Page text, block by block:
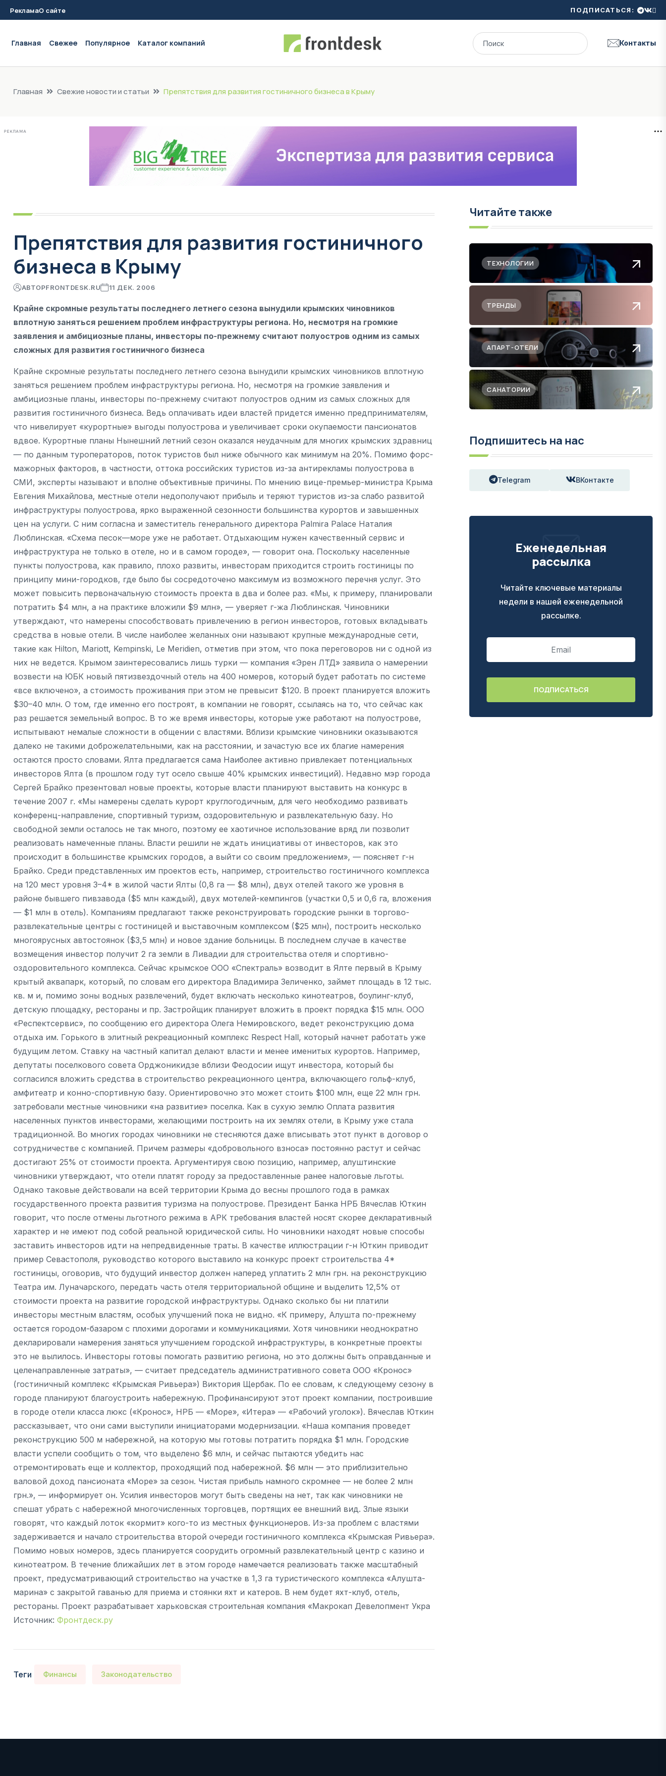
РекламаО сайте ПОДПИСАТЬСЯ:
Главная Свежее Популярное Каталог компаний Контакты
Главная Свежие новости и статьи Препятствия для развития гостиничного бизнеса в Крыму
РЕКЛАМА
Препятствия для развития гостиничного
бизнеса в Крыму
АВТОРFRONTDESK.RU 11 ДЕК. 2006
Крайне скромные результаты последнего летнего сезона вынудили крымских чиновников
вплотную заняться решением проблем инфраструктуры региона. Но, несмотря на громкие
заявления и амбициозные планы, инвесторы по-прежнему считают полуостров одним из самых
сложных для развития гостиничного бизнеса
Крайне скромные результаты последнего летнего сезона вынудили крымских чиновников вплотную
заняться решением проблем инфраструктуры региона. Но, несмотря на громкие заявления и
амбициозные планы, инвесторы по-прежнему считают полуостров одним из самых сложных для
развития гостиничного бизнеса. Ведь оплачивать идеи властей придется именно предпринимателям,
что нивелирует «курортные» выгоды полуострова и увеличивает сроки окупаемости пансионатов
вдвое. Курортные планы Нынешний летний сезон оказался неудачным для многих крымских здравниц
— по данным туроператоров, поток туристов был ниже обычного как минимум на 20%. Помимо форс-
мажорных факторов, в частности, оттока российских туристов из-за антирекламы полуострова в
СМИ, эксперты называют и вполне объективные причины. По мнению вице-премьер-министра Крыма
Евгения Михайлова, местные отели недополучают прибыль и теряют туристов из-за слабо развитой
инфраструктуры полуострова, ярко выраженной сезонности большинства курортов и завышенных
цен на услуги. С ним согласна и заместитель генерального директора Palmira Palace Наталия
Люблинская. «Схема песок—море уже не работает. Отдыхающим нужен качественный сервис и
инфраструктура не только в отеле, но и в самом городе», — говорит она. Поскольку населенные
пункты полуострова, как правило, плохо развиты, инвесторам приходится строить гостиницы по
принципу мини-городков, где было бы сосредоточено максимум из возможного перечня услуг. Это
может повысить первоначальную стоимость проекта в два и более раз. «Мы, к примеру, планировали
потратить $4 млн, а на практике вложили $9 млн», — уверяет г-жа Люблинская. Чиновники
утверждают, что намерены способствовать привлечению в регион инвесторов, готовых вкладывать
средства в новые отели. В числе наиболее желанных они называют крупные международные сети,
такие как Hilton, Mariott, Kempinski, Le Meridien, отметив при этом, что пока переговоров ни с одной из
них не ведется. Крымом заинтересовались лишь турки — компания «Эрен ЛТД» заявила о намерении
возвести на ЮБК новый пятизвездочный отель на 400 номеров, который будет работать по системе
«все включено», а стоимость проживания при этом не превысит $120. В проект планируется вложить
$30–40 млн. О том, где именно его построят, в компании не говорят, ссылаясь на то, что сейчас как
раз решается земельный вопрос. В то же время инвесторы, которые уже работают на полуострове,
испытывают немалые сложности в общении с властями. Вблизи крымские чиновники оказываются
далеко не такими доброжелательными, как на расстоянии, и зачастую все их благие намерения
остаются просто словами. Ялта предлагается сама Наиболее активно привлекает потенциальных
инвесторов Ялта (в прошлом году тут осело свыше 40% крымских инвестиций). Недавно мэр города
Сергей Брайко презентовал новые проекты, которые власти планируют выставить на конкурс в
течение 2007 г. «Мы намерены сделать курорт круглогодичным, для чего необходимо развивать
конференц-направление, спортивный туризм, оздоровительную и развлекательную базу. Но
свободной земли осталось не так много, поэтому ее хаотичное использование вряд ли позволит
реализовать намеченные планы. Власти решили не ждать инициативы от инвесторов, как это
происходит в большинстве крымских городов, а выйти со своим предложением», — поясняет г-н
Брайко. Среди представленных им проектов есть, например, строительство гостиничного комплекса
на 120 мест уровня 3–4* в жилой части Ялты (0,8 га — $8 млн), двух отелей такого же уровня в
районе бывшего пивзавода ($5 млн каждый), двух мотелей-кемпингов (участки 0,5 и 0,6 га, вложения
— $1 млн в отель). Компаниям предлагают также реконструировать городские рынки в торгово-
развлекательные центры с гостиницей и выставочным комплексом ($25 млн), построить несколько
многоярусных автостоянок ($3,5 млн) и новое здание больницы. В последнем случае в качестве
возмещения инвестор получит 2 га земли в Ливадии для строительства отеля и спортивно-
оздоровительного комплекса. Сейчас крымское ООО «Спектраль» возводит в Ялте первый в Крыму
крытый аквапарк, который, по словам его директора Владимира Зеличенко, займет площадь в 12 тыс.
кв. м и, помимо зоны водных развлечений, будет включать несколько кинотеатров, боулинг-клуб,
детскую площадку, рестораны и пр. Застройщик планирует вложить в проект порядка $15 млн. ООО
«Респектсервис», по сообщению его директора Олега Немировского, ведет реконструкцию дома
отдыха им. Горького в элитный рекреационный комплекс Respect Hall, который начнет работать уже
будущим летом. Ставку на частный капитал делают власти и менее именитых курортов. Например,
депутаты поселкового совета Орджоникидзе вблизи Феодосии ищут инвестора, который бы
согласился вложить средства в строительство рекреационного центра, включающего гольф-клуб,
амфитеатр и конно-спортивную базу. Ориентировочно это может стоить $100 млн, еще 22 млн грн.
затребовали местные чиновники «на развитие» поселка. Как в сухую землю Оплата развития
населенных пунктов инвесторами, желающими построить на их землях отели, в Крыму уже стала
традиционной. Во многих городах чиновники не стесняются даже вписывать этот пункт в договор о
сотрудничестве с компанией. Причем размеры «добровольного взноса» постоянно растут и сейчас
достигают 25% от стоимости проекта. Аргументируя свою позицию, например, алуштинские
чиновники утверждают, что отели платят городу за предоставленные ранее налоговые льготы.
Однако таковые действовали на всей территории Крыма до весны прошлого года в рамках
государственного проекта развития туризма на полуострове. Президент Банка НРБ Вячеслав Юткин
говорит, что после отмены льготного режима в АРК требования властей носят скорее декларативный
характер и не имеют под собой реальной юридической силы. Но чиновники находят новые способы
заставить инвесторов идти на непредвиденные траты. В качестве иллюстрации г-н Юткин приводит
пример Севастополя, руководство которого выставило на конкурс проект строительства 4*
гостиницы, оговорив, что будущий инвестор должен наперед уплатить 2 млн грн. на реконструкцию
Театра им. Луначарского, передать часть отеля территориальной общине и выделить 12,5% от
стоимости проекта на развитие городской инфраструктуры. Однако сколько бы ни платили
инвесторы местным властям, особых улучшений пока не видно. «К примеру, Алушта по-прежнему
остается городом-базаром с плохими дорогами и коммуникациями. Хотя чиновники неоднократно
декларировали намерения заняться улучшением городской инфраструктуры, в конкретные проекты
это не вылилось. Инвесторы готовы помогать развитию региона, но это должны быть оправданные и
целенаправленные затраты», — считает председатель административного совета ООО «Кронос»
(гостиничный комплекс «Крымская Ривьера») Виктория Щербак. По ее словам, к следующему сезону в
городе планируют благоустроить набережную. Профинансируют этот проект компании, построившие
в городе отели класса люкс («Кронос», НРБ — «Море», «Итера» — «Рабочий уголок»). Вячеслав Юткин
рассказывает, что они сами выступили инициаторами модернизации. «Наша компания проведет
реконструкцию 500 м набережной, на которую мы готовы потратить порядка $1 млн. Городские
власти успели сообщить о том, что выделено $6 млн, и сейчас пытаются убедить нас
отремонтировать еще и коллектор, проходящий под набережной. $6 млн — это приблизительно
валовой доход пансионата «Море» за сезон. Чистая прибыль намного скромнее — не более 2 млн
грн.», — информирует он. Усилия инвесторов могут быть сведены на нет, так как чиновники не
спешат убрать с набережной многочисленных торговцев, портящих ее внешний вид. Злые языки
говорят, что каждый лоток «кормит» кого-то из местных функционеров. Из-за проблем с властями
задерживается и начало строительства второй очереди гостиничного комплекса «Крымская Ривьера».
Помимо новых номеров, здесь планируется соорудить огромный развлекательный центр с казино и
кинотеатром. В течение ближайших лет в этом городе намечается реализовать также масштабный
проект, предусматривающий строительство на участке в 1,3 га туристического комплекса «Алушта-
марина» с закрытой гаванью для приема и стоянки яхт и катеров. В нем будет яхт-клуб, отель,
рестораны. Проект разрабатывает харьковская строительная компания «Макрокап Девелопмент Укра
Источник: Фронтдеск.ру
Теги Финансы Законодательство
Читайте также
ТЕХНОЛОГИИ
ТРЕНДЫ
АПАРТ-ОТЕЛИ
САНАТОРИИ
Подпишитесь на нас
Telegram ВКонтакте
Еженедельная
рассылка
Читайте ключевые материалы
недели в нашей еженедельной
рассылке.